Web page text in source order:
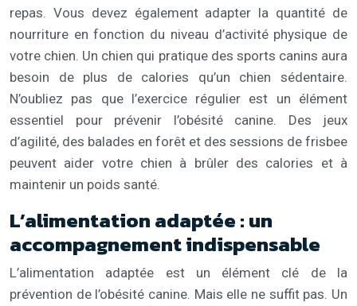
repas. Vous devez également adapter la quantité de
nourriture en fonction du niveau d’activité physique de
votre chien. Un chien qui pratique des sports canins aura
besoin de plus de calories qu’un chien sédentaire.
N’oubliez pas que l’exercice régulier est un élément
essentiel pour prévenir l’obésité canine. Des jeux
d’agilité, des balades en forêt et des sessions de frisbee
peuvent aider votre chien à brûler des calories et à
maintenir un poids santé.
L’alimentation adaptée : un
accompagnement indispensable
L’alimentation adaptée est un élément clé de la
prévention de l’obésité canine. Mais elle ne suffit pas. Un